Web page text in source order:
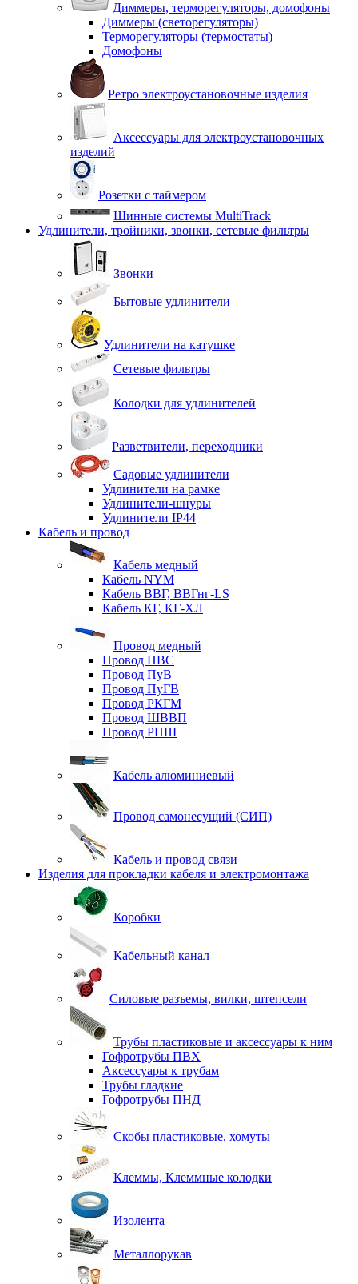
Диммеры, терморегуляторы, домофоны
Диммеры (светорегуляторы)
Терморегуляторы (термостаты)
Домофоны
Ретро электроустановочные изделия
Аксессуары для электроустановочных
изделий
Розетки с таймером
Шинные системы MultiTrack
Удлинители, тройники, звонки, сетевые фильтры
Звонки
Бытовые удлинители
Удлинители на катушке
Сетевые фильтры
Колодки для удлинителей
Разветвители, переходники
Садовые удлинители
Удлинители на рамке
Удлинители-шнуры
Удлинители IP44
Кабель и провод
Кабель медный
Кабель NYM
Кабель ВВГ, ВВГнг-LS
Кабель КГ, КГ-ХЛ
Провод медный
Провод ПВС
Провод ПуВ
Провод ПуГВ
Провод РКГМ
Провод ШВВП
Провод РПШ
Кабель алюминиевый
Провод самонесущий (СИП)
Кабель и провод связи
Изделия для прокладки кабеля и электромонтажа
Коробки
Кабельный канал
Силовые разъемы, вилки, штепсели
Трубы пластиковые и аксессуары к ним
Гофротрубы ПВХ
Аксессуары к трубам
Трубы гладкие
Гофротрубы ПНД
Скобы пластиковые, хомуты
Клеммы, Клеммные колодки
Изолента
Металлорукав